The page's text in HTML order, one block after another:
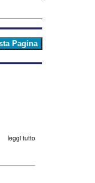
leggi tutto